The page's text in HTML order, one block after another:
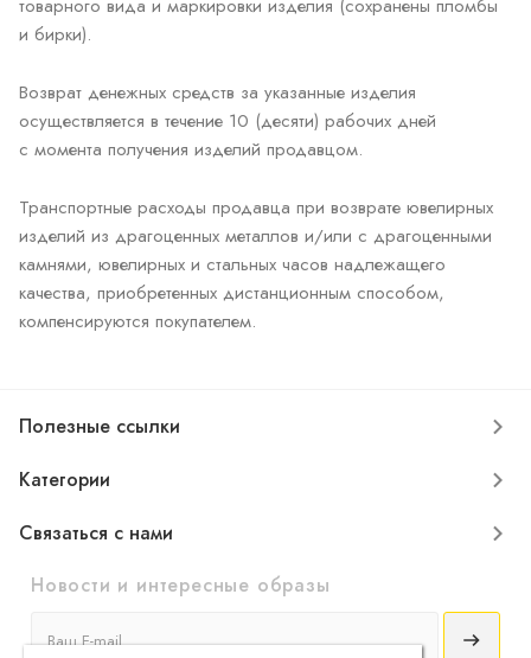
товарного вида и маркировки изделия (сохранены пломбы
и бирки).
Возврат денежных средств за указанные изделия
осуществляется в течение 10 (десяти) рабочих дней
с момента получения изделий продавцом.
Транспортные расходы продавца при возврате ювелирных
изделий из драгоценных металлов и/или с драгоценными
камнями, ювелирных и стальных часов надлежащего
качества, приобретенных дистанционным способом,
компенсируются покупателем.
Полезные ссылки
Категории
Связаться с нами
Новости и интересные образы